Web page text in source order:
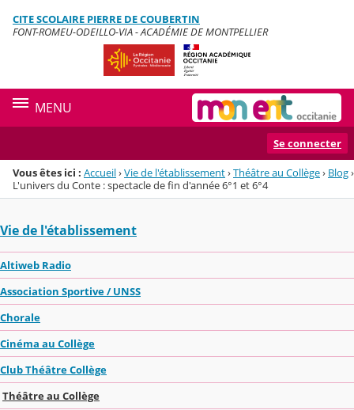
Menu de la rubrique
Contenu
CITE SCOLAIRE PIERRE DE COUBERTIN
FONT-ROMEU-ODEILLO-VIA - ACADÉMIE DE MONTPELLIER
MENU
Se connecter
Vous êtes ici : Accueil›Vie de l'établissement›Théâtre au Collège› Blog›
L'univers du Conte : spectacle de fin d'année 6°1 et 6°4
Vie de l'établissement
Altiweb Radio
Association Sportive / UNSS
Chorale
Cinéma au Collège
Club Théâtre Collège
Théâtre au Collège